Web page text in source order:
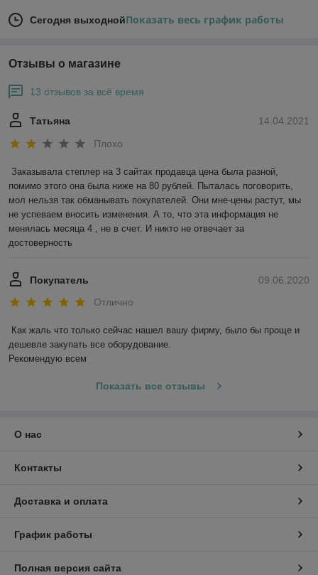
Сегодня выходнойПоказать весь график работы
Отзывы о магазине
13 отзывов за всё время
14.04.2021
Татьяна
Плохо
Заказывала степлер на 3 сайтах продавца цена была разной,
помимо этого она была ниже на 80 рублей. Пыталась поговорить,
мол нельзя так обманывать покупателей. Они мне-цены растут, мы
не успеваем вносить изменения. А то, что эта информация не
менялась месяца 4 , не в счет. И никто не отвечает за
достоверность
09.06.2020
Покупатель
Отлично
Как жаль что только сейчас нашел вашу фирму, было бы проще и
дешевле закупать все оборудование.
Рекомендую всем
Показать все отзывы
О нас
Контакты
Доставка и оплата
График работы
Полная версия сайта